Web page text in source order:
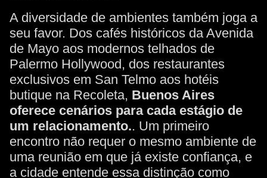
A diversidade de ambientes também joga a
seu favor. Dos cafés históricos da Avenida
de Mayo aos modernos telhados de
Palermo Hollywood, dos restaurantes
exclusivos em San Telmo aos hotéis
butique na Recoleta, Buenos Aires
oferece cenários para cada estágio de
um relacionamento.. Um primeiro
encontro não requer o mesmo ambiente de
uma reunião em que já existe confiança, e
a cidade entende essa distinção como